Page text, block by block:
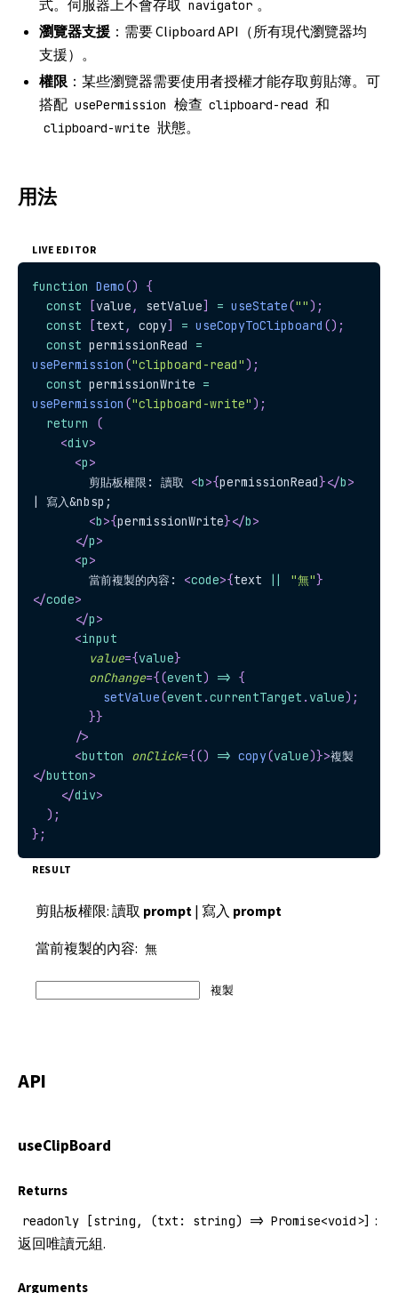
式。伺服器上不會存取 navigator 。
瀏覽器支援 ：需要Clipboard API （所有現代瀏覽器均
支援）。
權限：某些瀏覽器需要使用者授權才能存取剪貼簿。可
搭配 usePermission 檢查 clipboard-read 和
clipboard-write 狀態。
用法
LIVE EDITOR
function Demo()
{
const
[value , setValue] = useState("") ;
const
[text , copy] = useCopyToClipboard () ;
const permissionRead =
usePermission ("clipboard-read") ;
const permissionWrite =
usePermission ("clipboard-write") ;
return
(
<div>
<p>
        剪貼板權限: 讀取
<b>{permissionRead}</b>
| 寫入&nbsp;
<b>{permissionWrite}</b>
</p>
<p>
        當前複製的內容:
<code>{text || "無"}
</code>
</p>
<input
value={value}
onChange={(event) => {
setValue(event .currentTarget . value) ;
}}
/>
<button onClick={() => copy(value)}>複製
</button>
</div>
) ;
} ;
RESULT
剪貼板權限: 讀取 prompt| 寫入 prompt
當前複製的內容: 無
複製
API
useClipBoard
Returns
readonly [string, (txt: string) => Promise<void>] :
返回唯讀元組.
Arguments